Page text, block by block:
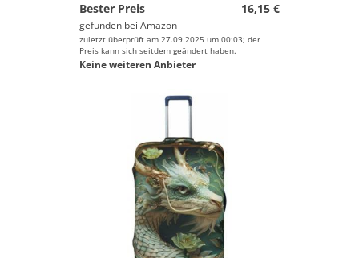
Bester Preis
16,15 €
gefunden bei Amazon
zuletzt überprüft am 27.09.2025 um 00:03; der
Preis kann sich seitdem geändert haben.
Keine weiteren Anbieter